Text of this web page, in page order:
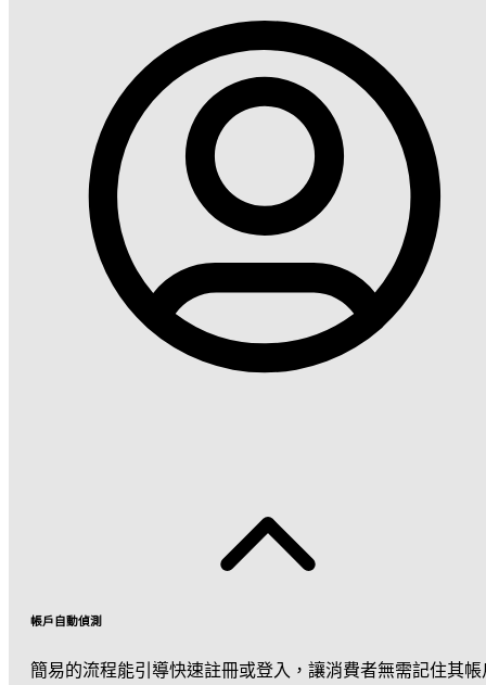
帳戶自動偵測
簡易的流程能引導快速註冊或登入，讓消費者無需記住其帳